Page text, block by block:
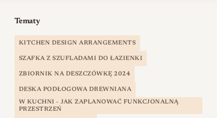
Tematy
KITCHEN DESIGN ARRANGEMENTS
SZAFKA Z SZUFLADAMI DO ŁAZIENKI
ZBIORNIK NA DESZCZÓWKĘ 2024
DESKA PODŁOGOWA DREWNIANA
W KUCHNI - JAK ZAPLANOWAĆ FUNKCJONALNĄ
PRZESTRZEŃ